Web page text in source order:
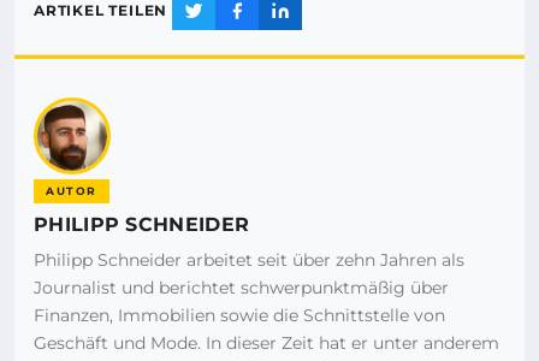
ARTIKEL TEILEN
AUTOR
PHILIPP SCHNEIDER
Philipp Schneider arbeitet seit über zehn Jahren als
Journalist und berichtet schwerpunktmäßig über
Finanzen, Immobilien sowie die Schnittstelle von
Geschäft und Mode. In dieser Zeit hat er unter anderem